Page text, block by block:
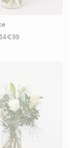
34€99